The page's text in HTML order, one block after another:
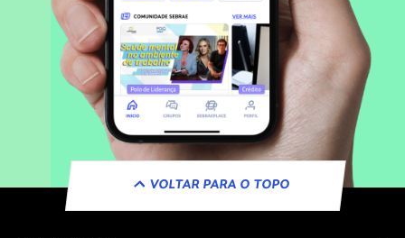
VOLTAR PARA O TOPO